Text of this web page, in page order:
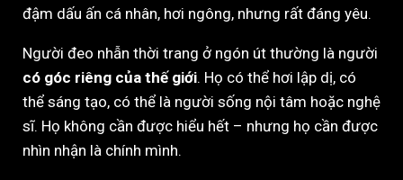
đậm dấu ấn cá nhân, hơi ngông, nhưng rất đáng yêu.
Người đeo nhẫn thời trang ở ngón út thường là người
có góc riêng của thế giới. Họ có thể hơi lập dị, có
thể sáng tạo, có thể là người sống nội tâm hoặc nghệ
sĩ. Họ không cần được hiểu hết – nhưng họ cần được
nhìn nhận là chính mình.